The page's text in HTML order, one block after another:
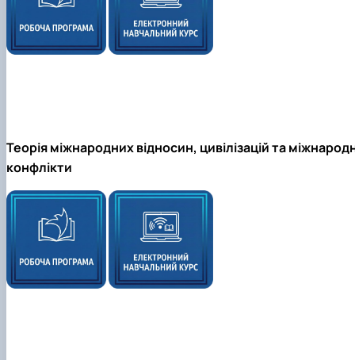
Теорія міжнародних відносин, цивілізацій та
конфлікти